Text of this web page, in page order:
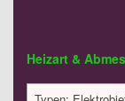
Heizart &